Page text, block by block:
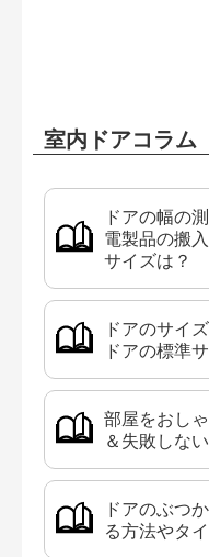
室内ドアコラム
ドアの幅の
電製品の搬
サイズは？
ドアのサイ
ドアの標準
部屋をおし
＆失敗しな
ドアのぶつ
る方法やタ